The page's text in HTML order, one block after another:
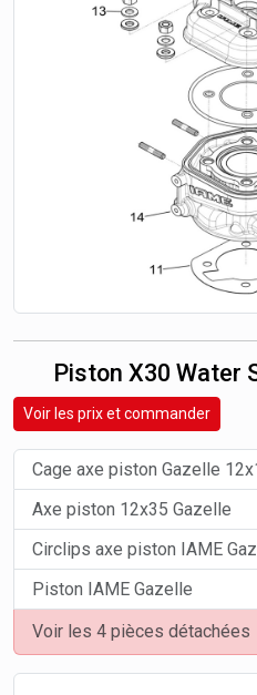
Piston X30 Water
Voir les prix et commander
Cage axe piston Gazelle
Axe piston 12x35 Gazelle
Circlips axe piston IAME
Piston IAME Gazelle
Voir les 4 pièces détachées